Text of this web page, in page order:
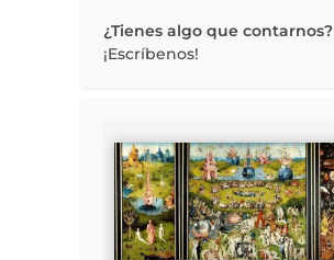
¿Tienes algo que contarnos?
¡Escríbenos!